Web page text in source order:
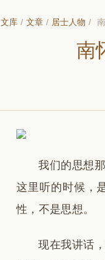
文库 / 文章 / 居士人物 /
南
我们的思想
这里听的时候，
性，不是思想。
现在我讲话